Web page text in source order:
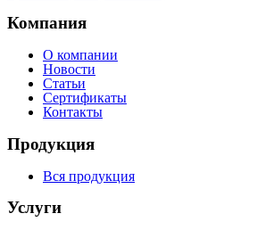
Компания
О компании
Новости
Статьи
Сертификаты
Контакты
Продукция
Вся продукция
Услуги